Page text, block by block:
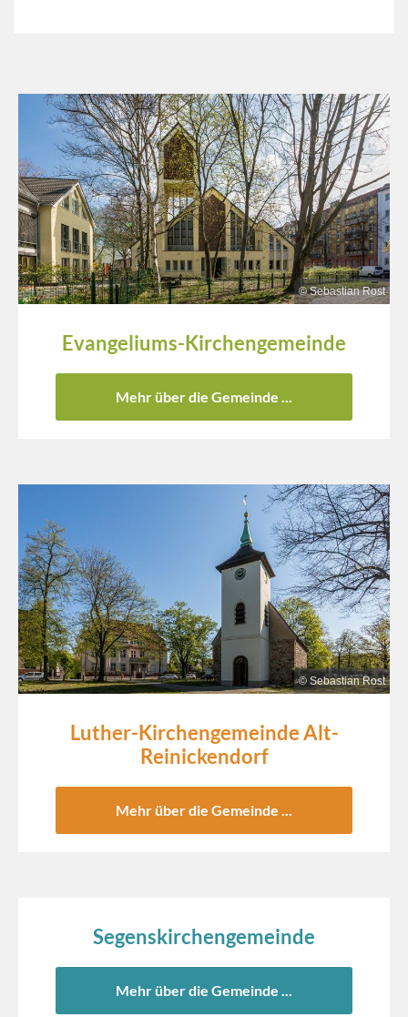
© Sebastian Rost
Evangeliums-Kirchengemeinde
Mehr über die Gemeinde ...
© Sebastian Rost
Luther-Kirchengemeinde Alt-
Reinickendorf
Mehr über die Gemeinde ...
Segenskirchengemeinde
Mehr über die Gemeinde ...